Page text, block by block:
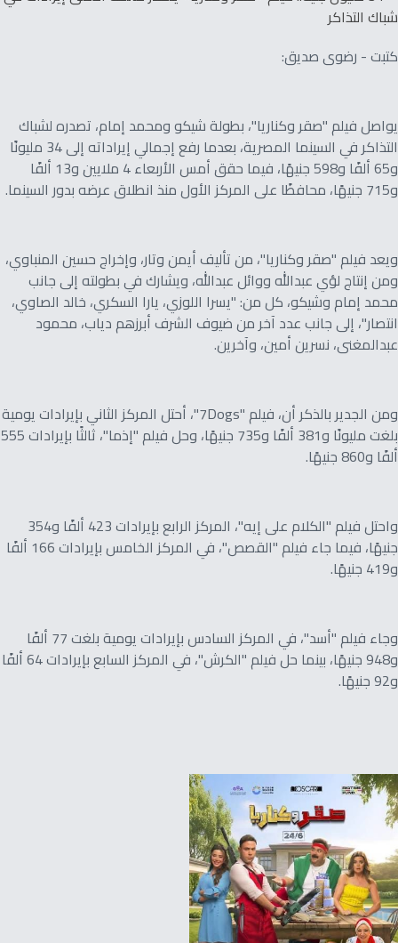
كتبت - رضوى صديق:
يواصل فيلم "صقر وكناريا"، بطولة شيكو ومحمد إمام، تصدره لشباك
التذاكر في السينما المصرية، بعدما رفع إجمالي إيراداته إلى 34 مليونًا
و65 ألفًا و598 جنيهًا، فيما حقق أمس الأربعاء 4 ملايين و13 ألفًا
و715 جنيهًا، محافظًا على المركز الأول منذ انطلاق عرضه بدور السينما.
ويعد فيلم "صقر وكناريا"، من تأليف أيمن وتار، وإخراج حسين المنباوي،
ومن إنتاج لؤي عبدالله ووائل عبدالله، ويشارك في بطولته إلى جانب
محمد إمام وشيكو، كل من: "يسرا اللوزي، يارا السكري، خالد الصاوي،
انتصار"، إلى جانب عدد آخر من ضيوف الشرف أبرزهم دياب، محمود
عبدالمغنى، نسرين أمين، وآخرين.
ومن الجدير بالذكر أن، فيلم "7Dogs"، أحتل المركز الثاني بإيرادات يومية
بلغت مليونًا و381 ألفًا و735 جنيهًا، وحل فيلم "إذما"، ثالثًا بإيرادات 555
ألفًا و860 جنيهًا.
واحتل فيلم "الكلام على إيه"، المركز الرابع بإيرادات 423 ألفًا و354
جنيهًا، فيما جاء فيلم "القصص"، في المركز الخامس بإيرادات 166 ألفًا
و419 جنيهًا.
وجاء فيلم "أسد"، في المركز السادس بإيرادات يومية بلغت 77 ألفًا
و948 جنيهًا، بينما حل فيلم "الكرش"، في المركز السابع بإيرادات 64 ألفًا
و92 جنيهًا.